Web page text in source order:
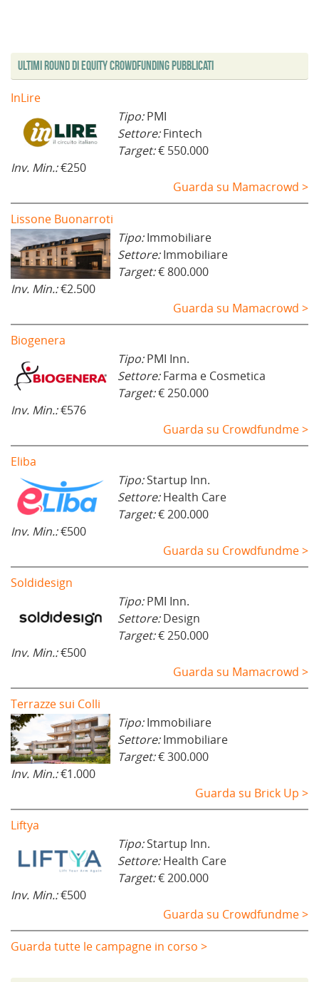
Ultimi Round di Equity Crowdfunding Pubblicati
InLire
Tipo:PMI
Settore:Fintech
Target:€ 550.000
Inv. Min.:€250
Guarda su Mamacrowd >
Lissone Buonarroti
Tipo:Immobiliare
Settore:Immobiliare
Target:€ 800.000
Inv. Min.:€2.500
Guarda su Mamacrowd >
Biogenera
Tipo:PMI Inn.
Settore:Farma e Cosmetica
Target:€ 250.000
Inv. Min.:€576
Guarda su Crowdfundme >
Eliba
Tipo:Startup Inn.
Settore:Health Care
Target:€ 200.000
Inv. Min.:€500
Guarda su Crowdfundme >
Soldidesign
Tipo:PMI Inn.
Settore:Design
Target:€ 250.000
Inv. Min.:€500
Guarda su Mamacrowd >
Terrazze sui Colli
Tipo:Immobiliare
Settore:Immobiliare
Target:€ 300.000
Inv. Min.:€1.000
Guarda su Brick Up >
Liftya
Tipo:Startup Inn.
Settore:Health Care
Target:€ 200.000
Inv. Min.:€500
Guarda su Crowdfundme >
Guarda tutte le campagne in corso >